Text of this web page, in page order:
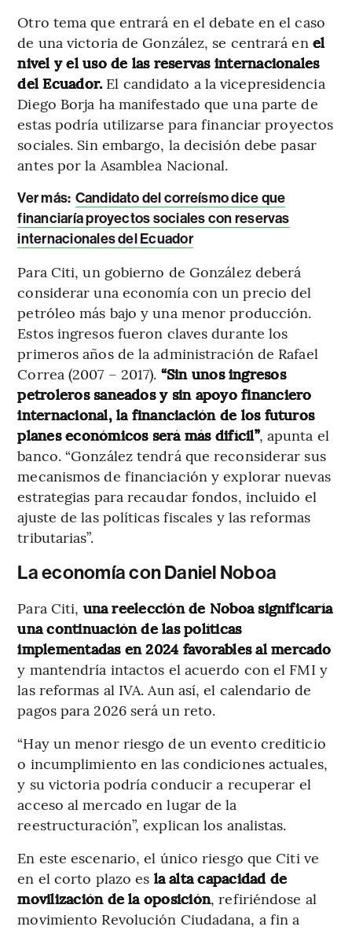
Otro tema que entrará en el debate en el caso
de una victoria de González, se centrará en el
nivel y el uso de las reservas internacionales
del Ecuador. El candidato a la vicepresidencia
Diego Borja ha manifestado que una parte de
estas podría utilizarse para financiar proyectos
sociales. Sin embargo, la decisión debe pasar
antes por la Asamblea Nacional.
Ver más: Candidato del correísmo dice que
financiaría proyectos sociales con reservas
internacionales del Ecuador
Para Citi, un gobierno de González deberá
considerar una economía con un precio del
petróleo más bajo y una menor producción.
Estos ingresos fueron claves durante los
primeros años de la administración de Rafael
Correa (2007 – 2017). “Sin unos ingresos
petroleros saneados y sin apoyo financiero
internacional, la financiación de los futuros
planes económicos será más difícil”, apunta el
banco. “González tendrá que reconsiderar sus
mecanismos de financiación y explorar nuevas
estrategias para recaudar fondos, incluido el
ajuste de las políticas fiscales y las reformas
tributarias”.
La economía con Daniel Noboa
Para Citi, una reelección de Noboa significaría
una continuación de las políticas
implementadas en 2024 favorables al mercado
y mantendría intactos el acuerdo con el FMI y
las reformas al IVA. Aun así, el calendario de
pagos para 2026 será un reto.
“Hay un menor riesgo de un evento crediticio
o incumplimiento en las condiciones actuales,
y su victoria podría conducir a recuperar el
acceso al mercado en lugar de la
reestructuración”, explican los analistas.
En este escenario, el único riesgo que Citi ve
en el corto plazo es la alta capacidad de
movilización de la oposición, refiriéndose al
movimiento Revolución Ciudadana, a fin a